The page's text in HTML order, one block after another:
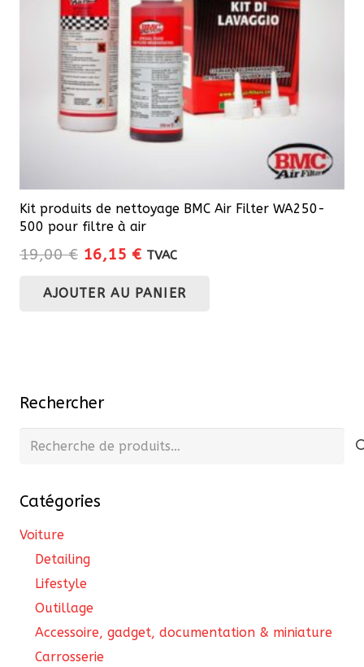
Kit produits de nettoyage BMC Air Filter WA250-
500 pour filtre à air
19,00€ Le
initial
16,15 €Le
actuel
TVAC
AJOUTER AU PANIER
Rechercher
Recherche
Catégories
Voiture
Detailing
Lifestyle
Outillage
Accessoire, gadget, documentation & miniature
Carrosserie